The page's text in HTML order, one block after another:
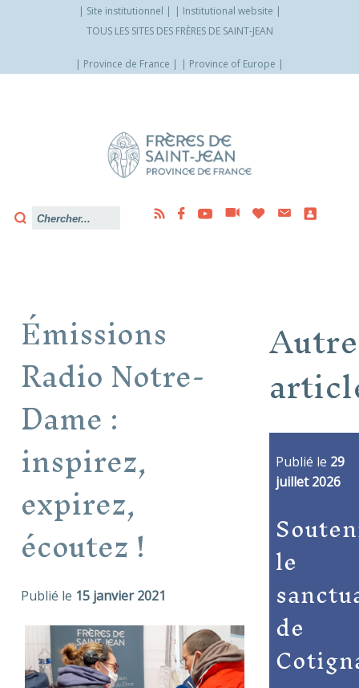
Site institutionnel
Institutional website
TOUS LES SITES DES FRÈRES DE SAINT-JEAN
Province de France
Province of Europe
Émissions
Radio Notre-
Dame :
inspirez,
expirez,
écoutez !
Publié le 15 janvier 2021
Publié le 29
juillet 2026
le
de